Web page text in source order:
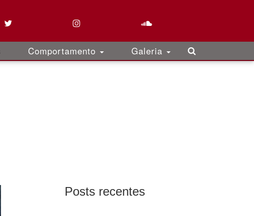
Comportamento Galeria
Posts recentes